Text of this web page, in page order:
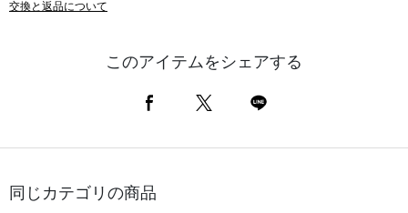
交換と返品について
このアイテムをシェアする
同じカテゴリの商品